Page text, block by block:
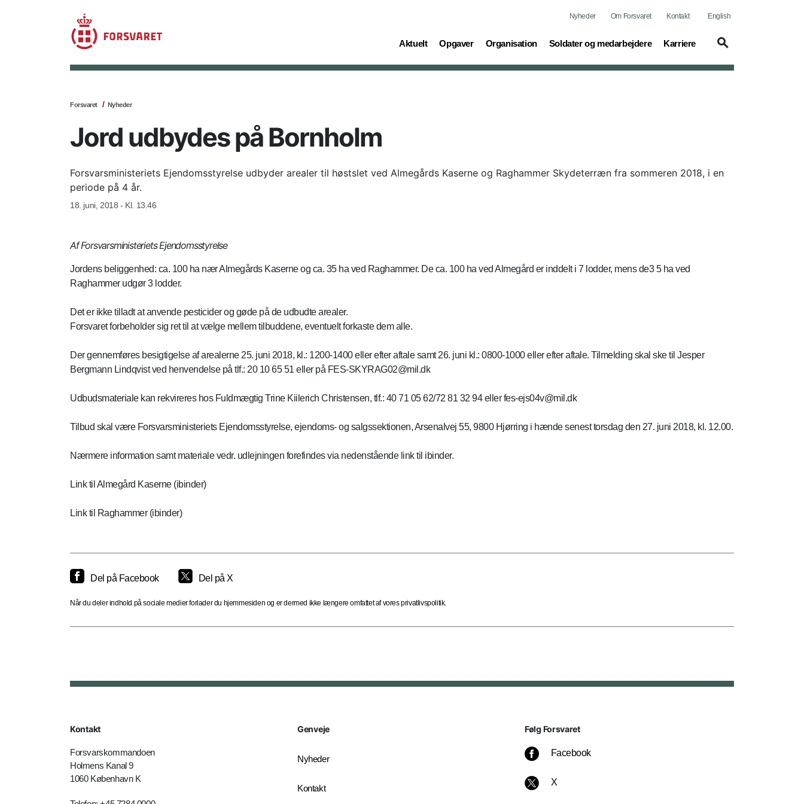
Nyheder Om Forsvaret Kontakt English
Aktuelt
(current) Opgaver
(current) Organisation
(current) Soldater og medarbejdere
(current) Karriere
(current)
Forsvaret Nyheder
Jord udbydes på Bornholm
Forsvarsministeriets Ejendomsstyrelse udbyder arealer til høstslet ved Almegårds Kaserne og Raghammer Skydeterræn fra sommeren 2018, i en
periode på 4 år.
18. juni, 2018 - Kl. 13.46
Af Forsvarsministeriets Ejendomsstyrelse
Jordens beliggenhed: ca. 100 ha nær Almegårds Kaserne og ca. 35 ha ved Raghammer. De ca. 100 ha ved Almegård er inddelt i 7 lodder, mens de3 5 ha ved
Raghammer udgør 3 lodder.
Det er ikke tilladt at anvende pesticider og gøde på de udbudte arealer.
Forsvaret forbeholder sig ret til at vælge mellem tilbuddene, eventuelt forkaste dem alle.
Der gennemføres besigtigelse af arealerne 25. juni 2018, kl.: 1200-1400 eller efter aftale samt 26. juni kl.: 0800-1000 eller efter aftale. Tilmelding skal ske til Jesper
Bergmann Lindqvist ved henvendelse på tlf.: 20 10 65 51 eller på FES-SKYRAG02@mil.dk
Udbudsmateriale kan rekvireres hos Fuldmægtig Trine Kiilerich Christensen, tlf.: 40 71 05 62/72 81 32 94 eller fes-ejs04v@mil.dk
Tilbud skal være Forsvarsministeriets Ejendomsstyrelse, ejendoms- og salgssektionen, Arsenalvej 55, 9800 Hjørring i hænde senest torsdag den 27. juni 2018, kl. 12.00.
Nærmere information samt materiale vedr. udlejningen forefindes via nedenstående link til ibinder.
Link til Almegård Kaserne (ibinder)
Link til Raghammer (ibinder)
Del på Facebook Del på X
Når du deler indhold på sociale medier forlader du hjemmesiden og er dermed ikke længere omfattet af vores privatlivspolitik.
Kontakt
Forsvarskommandoen
Holmens Kanal 9
1060 København K
Genveje
Nyheder
Kontakt
Følg Forsvaret
Facebook
X